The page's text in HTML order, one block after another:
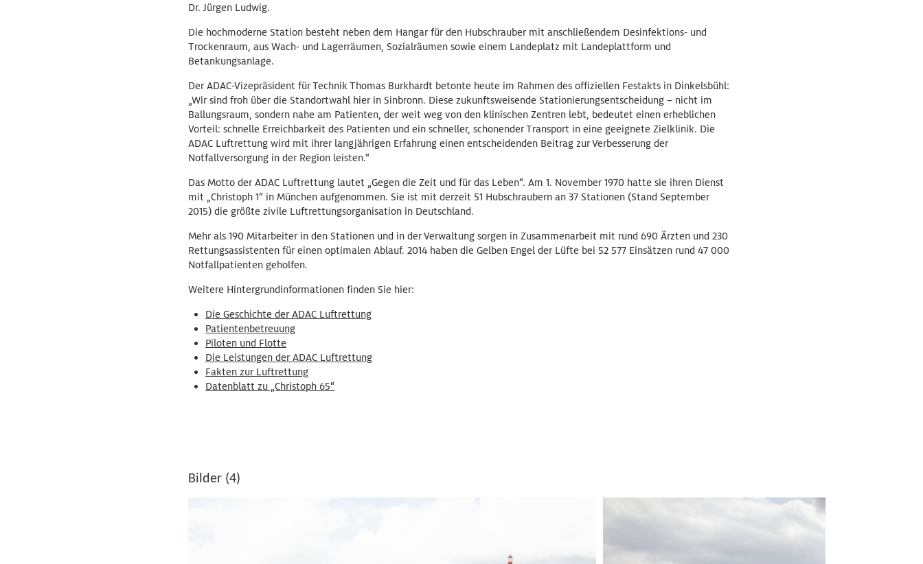
Dr. Jürgen Ludwig.
Die hochmoderne Station besteht neben dem Hangar für den Hubschrauber mit anschließendem Desinfektions- und
Trockenraum, aus Wach- und Lagerräumen, Sozialräumen sowie einem Landeplatz mit Landeplattform und
Betankungsanlage.
Der ADAC-Vizepräsident für Technik Thomas Burkhardt betonte heute im Rahmen des offiziellen Festakts in Dinkelsbühl:
„Wir sind froh über die Standortwahl hier in Sinbronn. Diese zukunftsweisende Stationierungsentscheidung – nicht im
Ballungsraum, sondern nahe am Patienten, der weit weg von den klinischen Zentren lebt, bedeutet einen erheblichen
Vorteil: schnelle Erreichbarkeit des Patienten und ein schneller, schonender Transport in eine geeignete Zielklinik. Die
ADAC Luftrettung wird mit ihrer langjährigen Erfahrung einen entscheidenden Beitrag zur Verbesserung der
Notfallversorgung in der Region leisten.“
Das Motto der ADAC Luftrettung lautet „Gegen die Zeit und für das Leben“. Am 1. November 1970 hatte sie ihren Dienst
mit „Christoph 1“ in München aufgenommen. Sie ist mit derzeit 51 Hubschraubern an 37 Stationen (Stand September
2015) die größte zivile Luftrettungsorganisation in Deutschland.
Mehr als 190 Mitarbeiter in den Stationen und in der Verwaltung sorgen in Zusammenarbeit mit rund 690 Ärzten und 230
Rettungsassistenten für einen optimalen Ablauf. 2014 haben die Gelben Engel der Lüfte bei 52 577 Einsätzen rund 47 000
Notfallpatienten geholfen.
Weitere Hintergrundinformationen finden Sie hier:
Die Geschichte der ADAC Luftrettung
Patientenbetreuung
Piloten und Flotte
Die Leistungen der ADAC Luftrettung
Fakten zur Luftrettung
Datenblatt zu „Christoph 65“
Bilder (4)